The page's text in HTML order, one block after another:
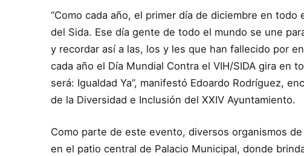
“Como cada año, el primer día de diciembre en todo
del Sida. Ese día gente de todo el mundo se une
y recordar así a las, los y les que han fallecido por
cada año el Día Mundial Contra el VIH/SIDA gira en
será: Igualdad Ya”, manifestó Edoardo Rodríguez,
de la Diversidad e Inclusión del XXIV Ayuntamiento.
Como parte de este evento, diversos organismos
en el patio central de Palacio Municipal, donde